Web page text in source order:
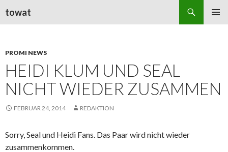
towat
PROMI NEWS
HEIDI KLUM UND SEAL
NICHT WIEDER ZUSAMMEN
FEBRUAR 24, 2014 REDAKTION
Sorry, Seal und Heidi Fans. Das Paar wird nicht wieder
zusammenkommen.